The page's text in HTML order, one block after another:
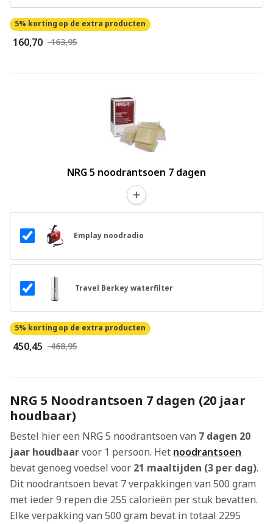
5% korting op de extra producten
€ 160,70 € 163,95
NRG 5 noodrantsoen 7 dagen
Emplay noodradio
Travel Berkey waterfilter
5% korting op de extra producten
€ 450,45 € 468,95
NRG 5 Noodrantsoen 7 dagen (20 jaar
houdbaar)
Bestel hier een NRG 5 noodrantsoen van 7 dagen 20
jaar houdbaarvoor 1 persoon. Het noodrantsoen
bevat genoeg voedsel voor 21 maaltijden (3 per dag).
Dit noodrantsoen bevat 7 verpakkingen van 500 gram
met ieder 9 repen die 255 calorieën per stuk bevatten.
Elke verpakking van 500 gram bevat in totaal 2295